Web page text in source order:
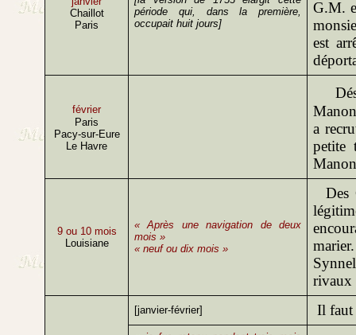
Chaillot
Paris
période qui, dans la première,
occupait huit jours]
G.M.
est
février
Paris
Pacy-sur-Eure
Le Havre
a
petite
9 ou 10 mois
Louisiane
« Après une navigation de deux
mois »
« neuf ou dix mois »
Des
rivaux
[janvier-février] Il faut